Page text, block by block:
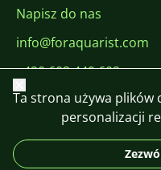
Napisz do nas
info@foraquarist.com
+420 603 449 602
Zamknij
Ta strona używa plików
personalizacji